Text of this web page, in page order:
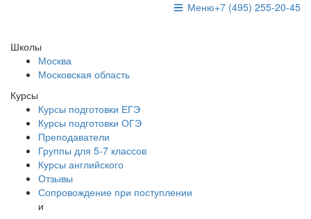
+7 (495) 255-20-45
Меню
Школы
Москва
Московская область
Курсы
Курсы подготовки ЕГЭ
Курсы подготовки ОГЭ
Преподаватели
Группы для 5-7 классов
Курсы английского
Отзывы
Сопровождение при поступлении
и